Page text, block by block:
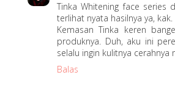
Tinka Whitening face series
terlihat nyata hasilnya ya, kak.
Kemasan Tinka keren
produknya. Duh, aku ini
selalu ingin kulitnya cerahnya
Balas